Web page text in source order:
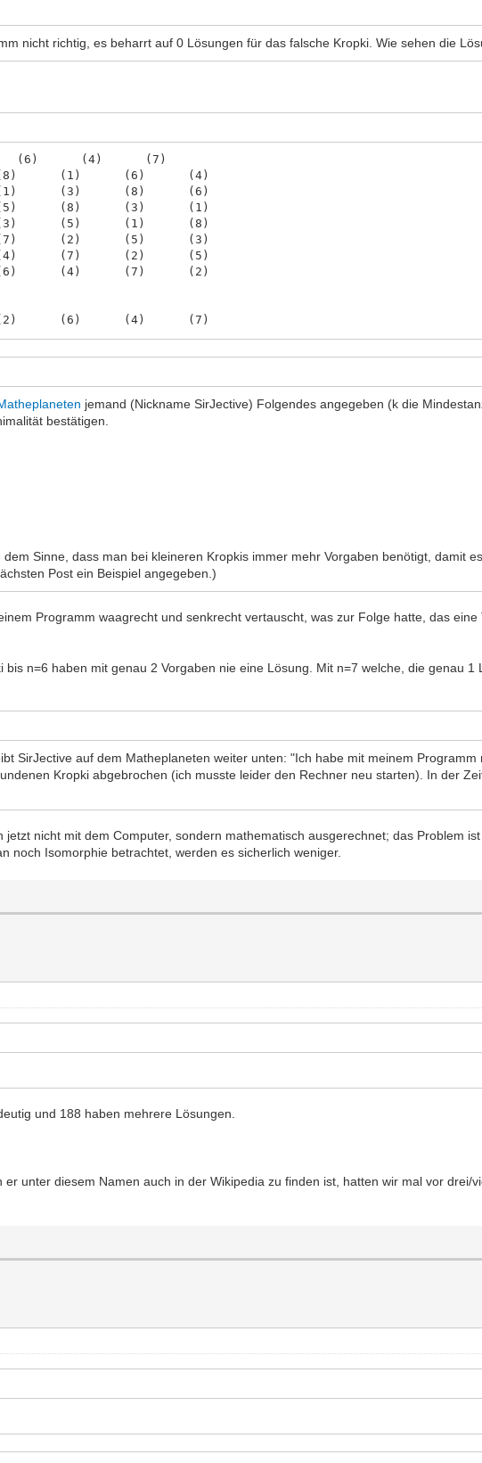
nicht richtig, es beharrt auf 0 Lösungen für das falsche Kropki. Wie sehen die
(4) (7)
(1) (6) (4)
(3) (8) (6)
(8) (3) (1)
(5) (1) (8)
(2) (5) (3)
(7) (2) (5)
(4) (7) (2)
(6) (4) (7)
(3) (8) (1)
(5) (3) (8)
(2) (5) (3)
(7) (2) (5)
(4) (7) (2)
(1) (6) (4)
(7) (4) (6)
(4) (1) (8)
(6) (8) (1)
(5) (2) (7)
(3) (7) (2)
(8) (3) (5)
jemand (Nickname SirJective) Folgendes angegeben (k die
bestätigen.
Sinne, dass man bei kleineren Kropkis immer mehr Vorgaben benötigt, damit
Post ein Beispiel angegeben.)
Programm waagrecht und senkrecht vertauscht, was zur Folge hatte, das
n=6 haben mit genau 2 Vorgaben nie eine Lösung. Mit n=7 welche, die genau 1
SirJective auf dem Matheplaneten weiter unten: "Ich habe mit meinem
Kropki abgebrochen (ich musste leider den Rechner neu starten). In der
nicht mit dem Computer, sondern mathematisch ausgerechnet; das Problem
noch Isomorphie betrachtet, werden es sicherlich weniger.
und 188 haben mehrere Lösungen.
unter diesem Namen auch in der Wikipedia zu finden ist, hatten wir mal vor drei/